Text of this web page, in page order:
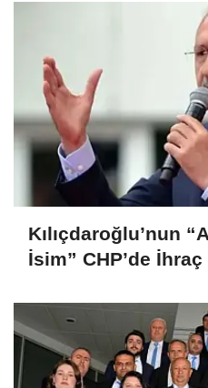
Kılıçdaroğlu’nun
İsim” CHP’de İhraç